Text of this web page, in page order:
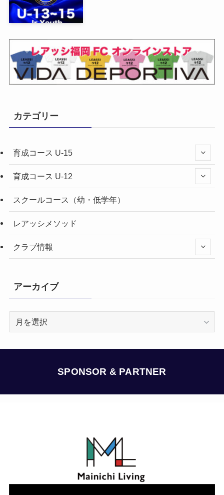
カテゴリー
育成コース U-15
育成コース U-12
スクールコース（幼・低学年）
レアッシメソッド
クラブ情報
アーカイブ
SPONSOR & PARTNER